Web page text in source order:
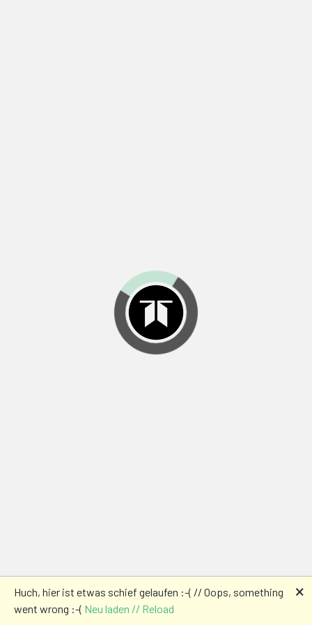
Huch, hier ist etwas schief gelaufen :-( // Oops, something
went wrong :-( Neu laden // Reload
🗙